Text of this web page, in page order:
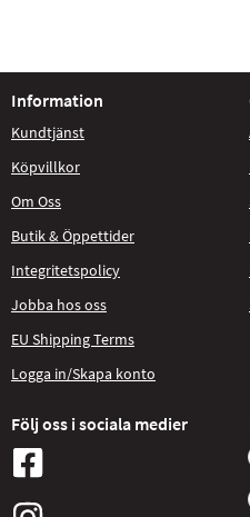
Information
Kundtjänst
Köpvillkor
Om Oss
Butik & Öppettider
Integritetspolicy
Jobba hos oss
EU Shipping Terms
Logga in/Skapa konto
Följ oss i sociala medier